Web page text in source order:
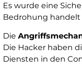
Es wurde eine
Bedrohung handelt
Die
Die Hacker haben
Diensten in den